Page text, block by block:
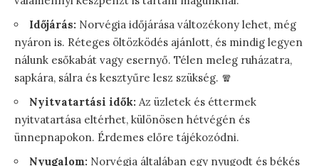
Időjárás: Norvégia időjárása változékony lehet, még
nyáron is. Réteges öltözködés ajánlott, és mindig legyen
nálunk esőkabát vagy esernyő. Télen meleg ruházatra,
sapkára, sálra és kesztyűre lesz szükség. 🧣
Nyitvatartási idők: Az üzletek és éttermek
nyitvatartása eltérhet, különösen hétvégén és
ünnepnapokon. Érdemes előre tájékozódni.
Nyugalom: Norvégia általában egy nyugodt és békés